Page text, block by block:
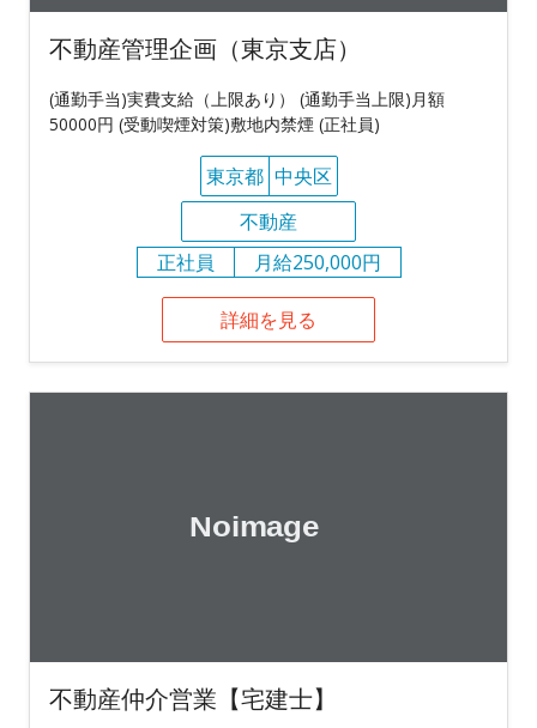
不動産管理企画（東京支店）
(通勤手当)実費支給（上限あり） (通勤手当上限)月額
50000円 (受動喫煙対策)敷地内禁煙 (正社員)
東京都 中央区
不動産
正社員
月給250,000円
詳細を見る
不動産仲介営業【宅建士】